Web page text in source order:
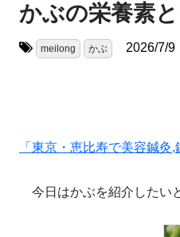
かぶの栄養素
meilong かぶ 2026/7/9
「東京・恵比寿で美容鍼
今日はかぶを紹介したい